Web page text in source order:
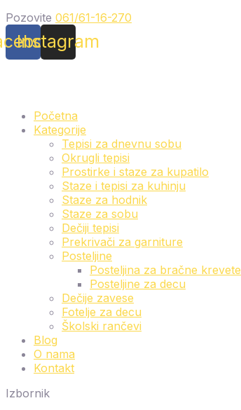
Pozovite 061/61-16-270
Instagram
Početna
Kategorije
Tepisi za dnevnu sobu
Okrugli tepisi
Prostirke i staze za kupatilo
Staze i tepisi za kuhinju
Staze za hodnik
Staze za sobu
Dečiji tepisi
Prekrivači za garniture
Posteljine
Posteljina za bračne krevete
Posteljine za decu
Dečije zavese
Fotelje za decu
Školski rančevi
Blog
O nama
Kontakt
Izbornik